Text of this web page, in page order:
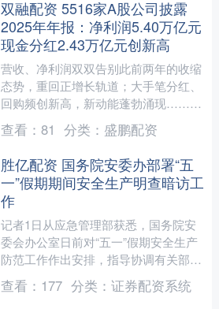
双融配资 5516家A股公司披露
2025年年报：净利润5.40万亿元
现金分红2.43万亿元创新高
营收、净利润双双告别此前两年的收缩
态势，重回正增长轨道；大手笔分红、
回购频创新高，新动能蓬勃涌现……中
国上市公司协会最新发布的数据显示，
截至4月30日，境内股票....
查看： 81 分类： 盛鹏配资
胜亿配资 国务院安委办部署“五
一”假期期间安全生产明查暗访工
作
记者1日从应急管理部获悉，国务院安
委会办公室日前对“五一”假期安全生产
防范工作作出安排，指导协调有关部门
派出工作组，对重点地区、重点行业领
域和重点企业假期期间安....
查看： 177 分类： 证券配资系统